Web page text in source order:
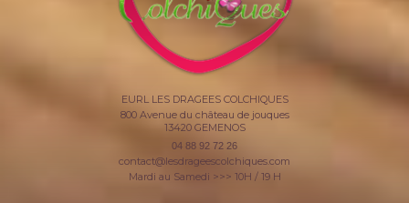
EURL LES DRAGEES COLCHIQUES
800 Avenue du château de jouques
13420 GEMENOS
04 88 92 72 26
contact@lesdrageescolchiques.com
Mardi au Samedi >>> 10H / 19 H